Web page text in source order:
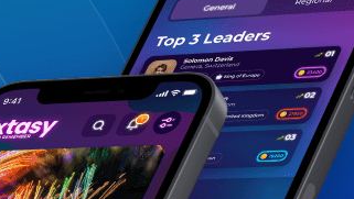
următoarele roluri:
tehnicile pe care trebuie să le
și/sau tehnice
situații limită pentru a conștientiza